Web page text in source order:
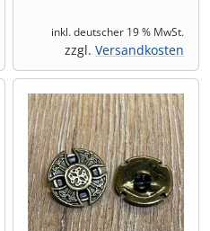
inkl. deutscher 19 % MwSt.
zzgl. Versandkosten